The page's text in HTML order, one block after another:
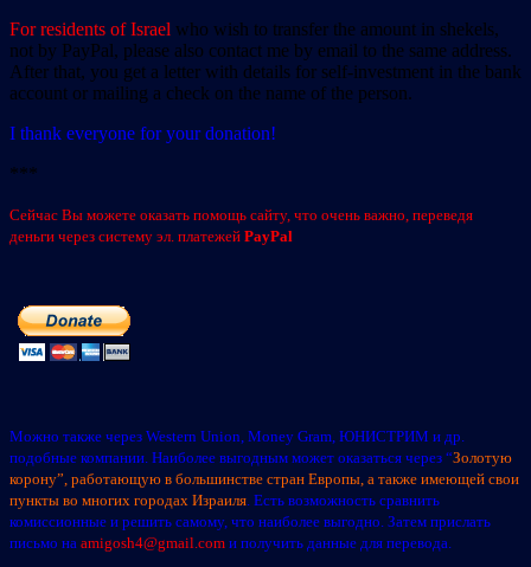
For residents of Israel who wish to transfer the amount in shekels,
not by PayPal, please also contact me by email to the same address.
After that, you get a letter with details for self-investment in the bank
account or mailing a check on the name of the person.
I thank everyone for your donation!
***
Сейчас Вы можете оказать помощь сайту, что очень важно, переведя
деньги через систему эл. платежей PayPal
Можно также через Western Union, Money Gram, ЮНИСТРИМ и др.
подобные компании. Наиболее выгодным может оказаться через “Золотую
корону”, работающую в большинстве стран Европы, а также имеющей свои
пункты во многих городах Израиля . Есть возможность сравнить
комиссионные и решить самому, что наиболее выгодно. Затем прислать
письмо на amigosh4@gmail.com и получить данные для перевода.